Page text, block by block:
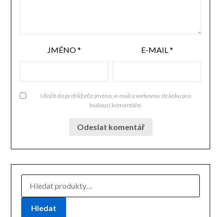
JMÉNO* E-MAIL*
Uložit do prohlížeče jméno, e-mail a webovou stránku pro
budoucí komentáře.
Hledat